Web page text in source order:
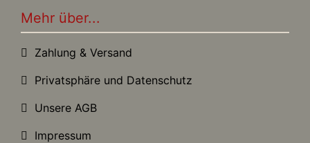
Mehr über...
Zahlung & Versand
Privatsphäre und Datenschutz
Unsere AGB
Impressum